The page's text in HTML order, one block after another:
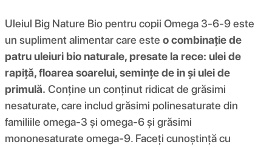
Uleiul Big Nature Bio pentru copii Omega 3-6-9 este
un supliment alimentar care este o combinație de
patru uleiuri bio naturale, presate la rece: ulei de
rapiță, floarea soarelui, semințe de in și ulei de
primulă. Conține un conținut ridicat de grăsimi
nesaturate, care includ grăsimi polinesaturate din
familiile omega-3 și omega-6 și grăsimi
mononesaturate omega-9. Faceți cunoștință cu